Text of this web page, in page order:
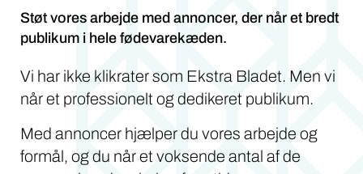
Støt vores arbejde med annoncer, der når et bredt
publikum i hele fødevarekæden.
Vi har ikke klikrater som Ekstra Bladet. Men vi
når et professionelt og dedikeret publikum.
Med annoncer hjælper du vores arbejde og
formål, og du når et voksende antal af de